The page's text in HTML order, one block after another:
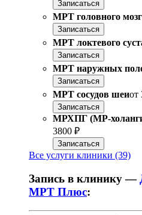
Записаться
МРТ головного
Записаться
МРТ локтевого
Записаться
МРТ наружных
Записаться
МРТ сосудов шеиот
Записаться
МРХПГ (МР-
3800 ₽
Записаться
Все услуги клиники (39)
Запись в клинику —
МРТ Плюс: